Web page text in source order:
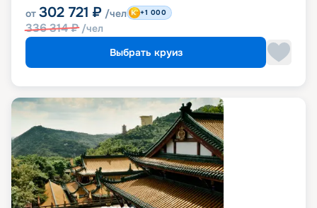
от 302 721 ₽ /чел
336 314₽ /чел
+1 000
Выбрать круиз